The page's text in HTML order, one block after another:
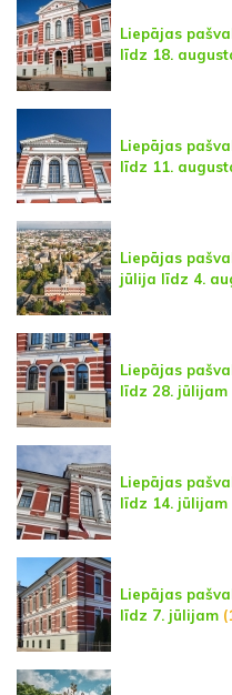
Liepājas
līdz 18.
Liepājas
līdz 11.
Liepājas
jūlija līdz 4.
Liepājas
līdz 28. jūlijam
Liepājas
līdz 14. jūlijam
Liepājas
līdz 7. jūlijam